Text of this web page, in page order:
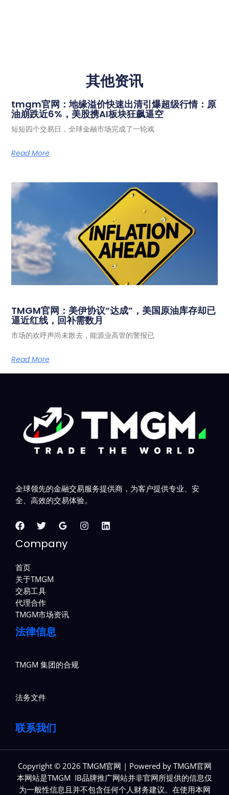
其他资讯
tmgm官网：地缘溢价快速出清引爆超级行情：原
油崩跌近6%，美股携AI板块狂飙逼空
短短四个交易日，全球金融市场完成了一轮戏
Read More
TMGM官网：美伊协议“达成”，美国原油库存却已
逼近红线，回补需数月
市场的欢呼声尚未散去，能源业高管的警报已
Read More
全球领先的金融交易服务提供商，为客户提供专业、安
全、高效的交易体验。
Company
首页
关于TMGM
交易工具
代理合作
TMGM市场资讯
法律信息
TMGM 集团的合规
法务文件
联系我们
Copyright © 2026 TMGM官网 | Powered by TMGM官网
本网站是TMGM IB品牌推广网站并非官网所提供的信息仅
为一般性信息且并不包含任何个人财务建议。在使用本网